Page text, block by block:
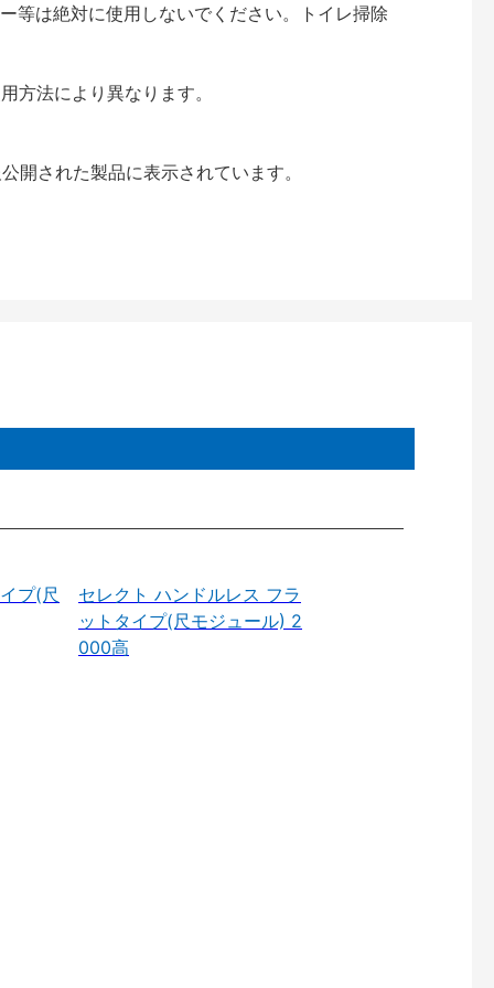
等は絶対に使用しないでください。トイレ掃除
方法により異なります。
された製品に表示されています。
プ(尺
セレクト ハンドルレス フラ
ットタイプ(尺モジュール) 2
000高